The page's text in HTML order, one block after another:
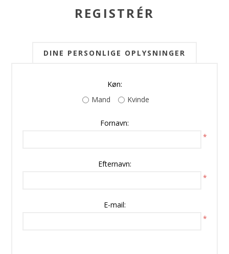
REGISTRÉR
DINE PERSONLIGE OPLYSNINGER
Køn:
Mand
Kvinde
Fornavn:
*
Efternavn:
*
E-mail:
*